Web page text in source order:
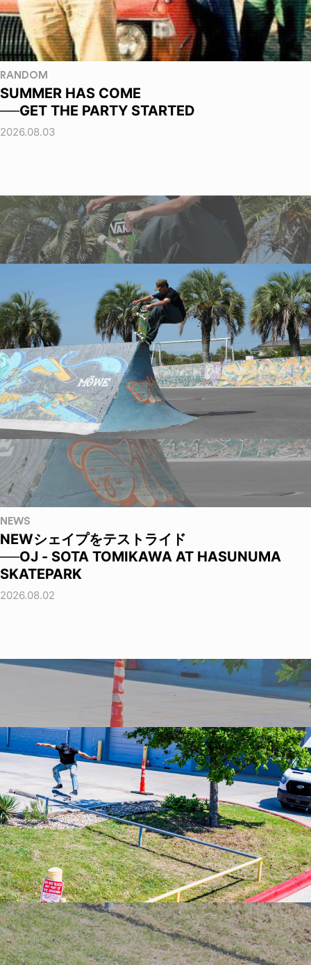
RANDOM
SUMMER HAS COME
──GET THE PARTY STARTED
2026.08.03
NEWS
NEWシェイプをテストライド
──OJ - SOTA TOMIKAWA AT HASUNUMA
SKATEPARK
2026.08.02